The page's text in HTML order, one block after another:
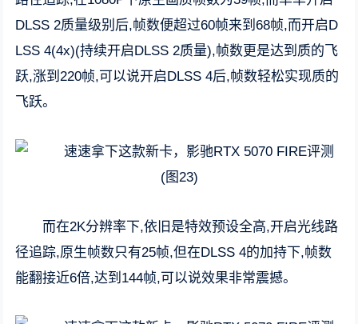
DLSS 2质量级别后,帧数便超过60帧来到68帧,而开启D
LSS 4(4x)(持续开启DLSS 2质量),帧数更是达到质的飞
跃,涨到220帧,可以说开启DLSS 4后,帧数轻松实现质的
飞跃。
而在2K分辨率下,依旧是特效预设全高,开启光线路
径追踪,原生帧数只有25帧,但在DLSS 4的加持下,帧数
能翻接近6倍,达到144帧,可以说效果非常震撼。